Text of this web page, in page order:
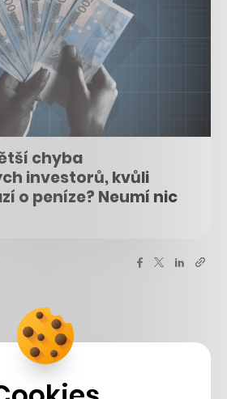
chyba
investorů, kvůli
o peníze? Neumí nic